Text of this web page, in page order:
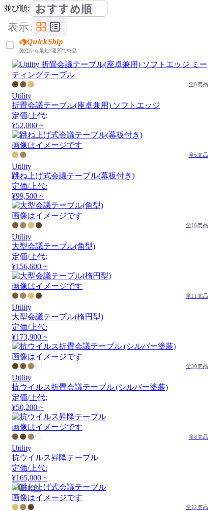
並び順: おすすめ順
表示:
QuickShip
発注から最短2週間で納品
全6商品
Utility
折畳会議テーブル(座卓兼用) ソフトエッジ
定価/上代:
¥52,000 ~
画像はイメージです
全6商品
Utility
跳ね上げ式会議テーブル(幕板付き)
定価/上代:
¥99,500 ~
画像はイメージです
全10商品
Utility
大型会議テーブル(角型)
定価/上代:
¥156,600 ~
画像はイメージです
全11商品
Utility
大型会議テーブル(楕円型)
定価/上代:
¥173,900 ~
画像はイメージです
全30商品
Utility
抗ウイルス折畳会議テーブル (シルバー塗装)
定価/上代:
¥50,200 ~
画像はイメージです
全8商品
Utility
抗ウイルス昇降テーブル
定価/上代:
¥165,000 ~
廃盤
画像はイメージです
全12商品